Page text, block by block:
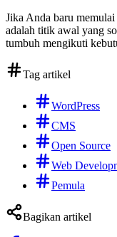
Jika Anda baru
adalah titik awal yang
tumbuh mengikuti
Tag artikel
WordPress
CMS
Open Source
Web
Pemula
Bagikan artikel